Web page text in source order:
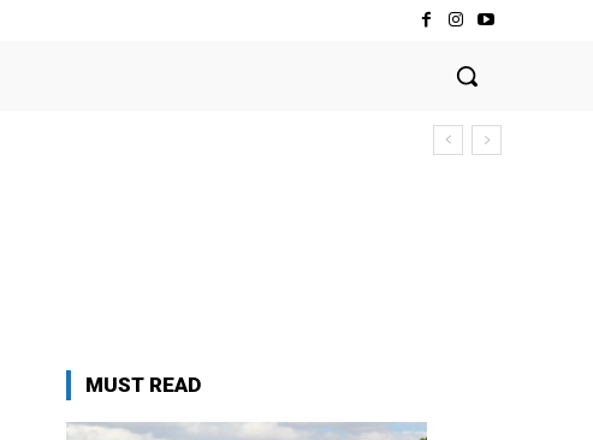
MUST READ